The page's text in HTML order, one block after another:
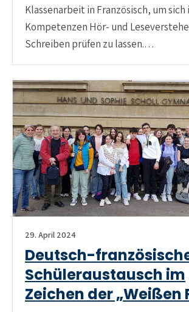
Klassenarbeit in Französisch, um sich
Kompetenzen Hör- und
Schreiben prüfen zu lassen.…
29. April 2024
Deutsch-
Schüleraustausch im
Zeichen der „Weißen